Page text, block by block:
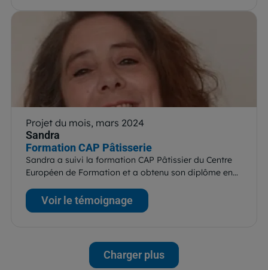
Projet du mois, mars 2024
Sandra
Formation CAP Pâtisserie
Sandra a suivi la formation CAP Pâtissier du Centre
Européen de Formation et a obtenu son diplôme en…
Voir le témoignage
Charger plus